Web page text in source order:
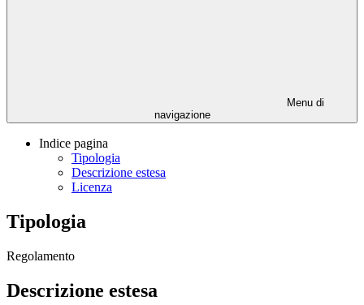
Menu di
navigazione
Indice pagina
Tipologia
Descrizione estesa
Licenza
Tipologia
Regolamento
Descrizione estesa